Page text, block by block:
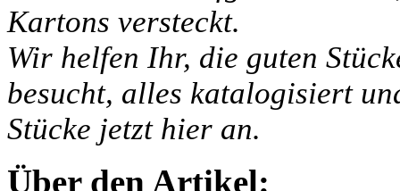
Kartons versteckt.
Wir helfen Ihr, die guten
besucht, alles katalogisiert
Stücke jetzt hier an.
Über den Artikel: